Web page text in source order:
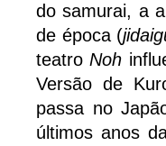
do samurai, a
de época (
teatroNoh
Versão de
passa no
últimos anos